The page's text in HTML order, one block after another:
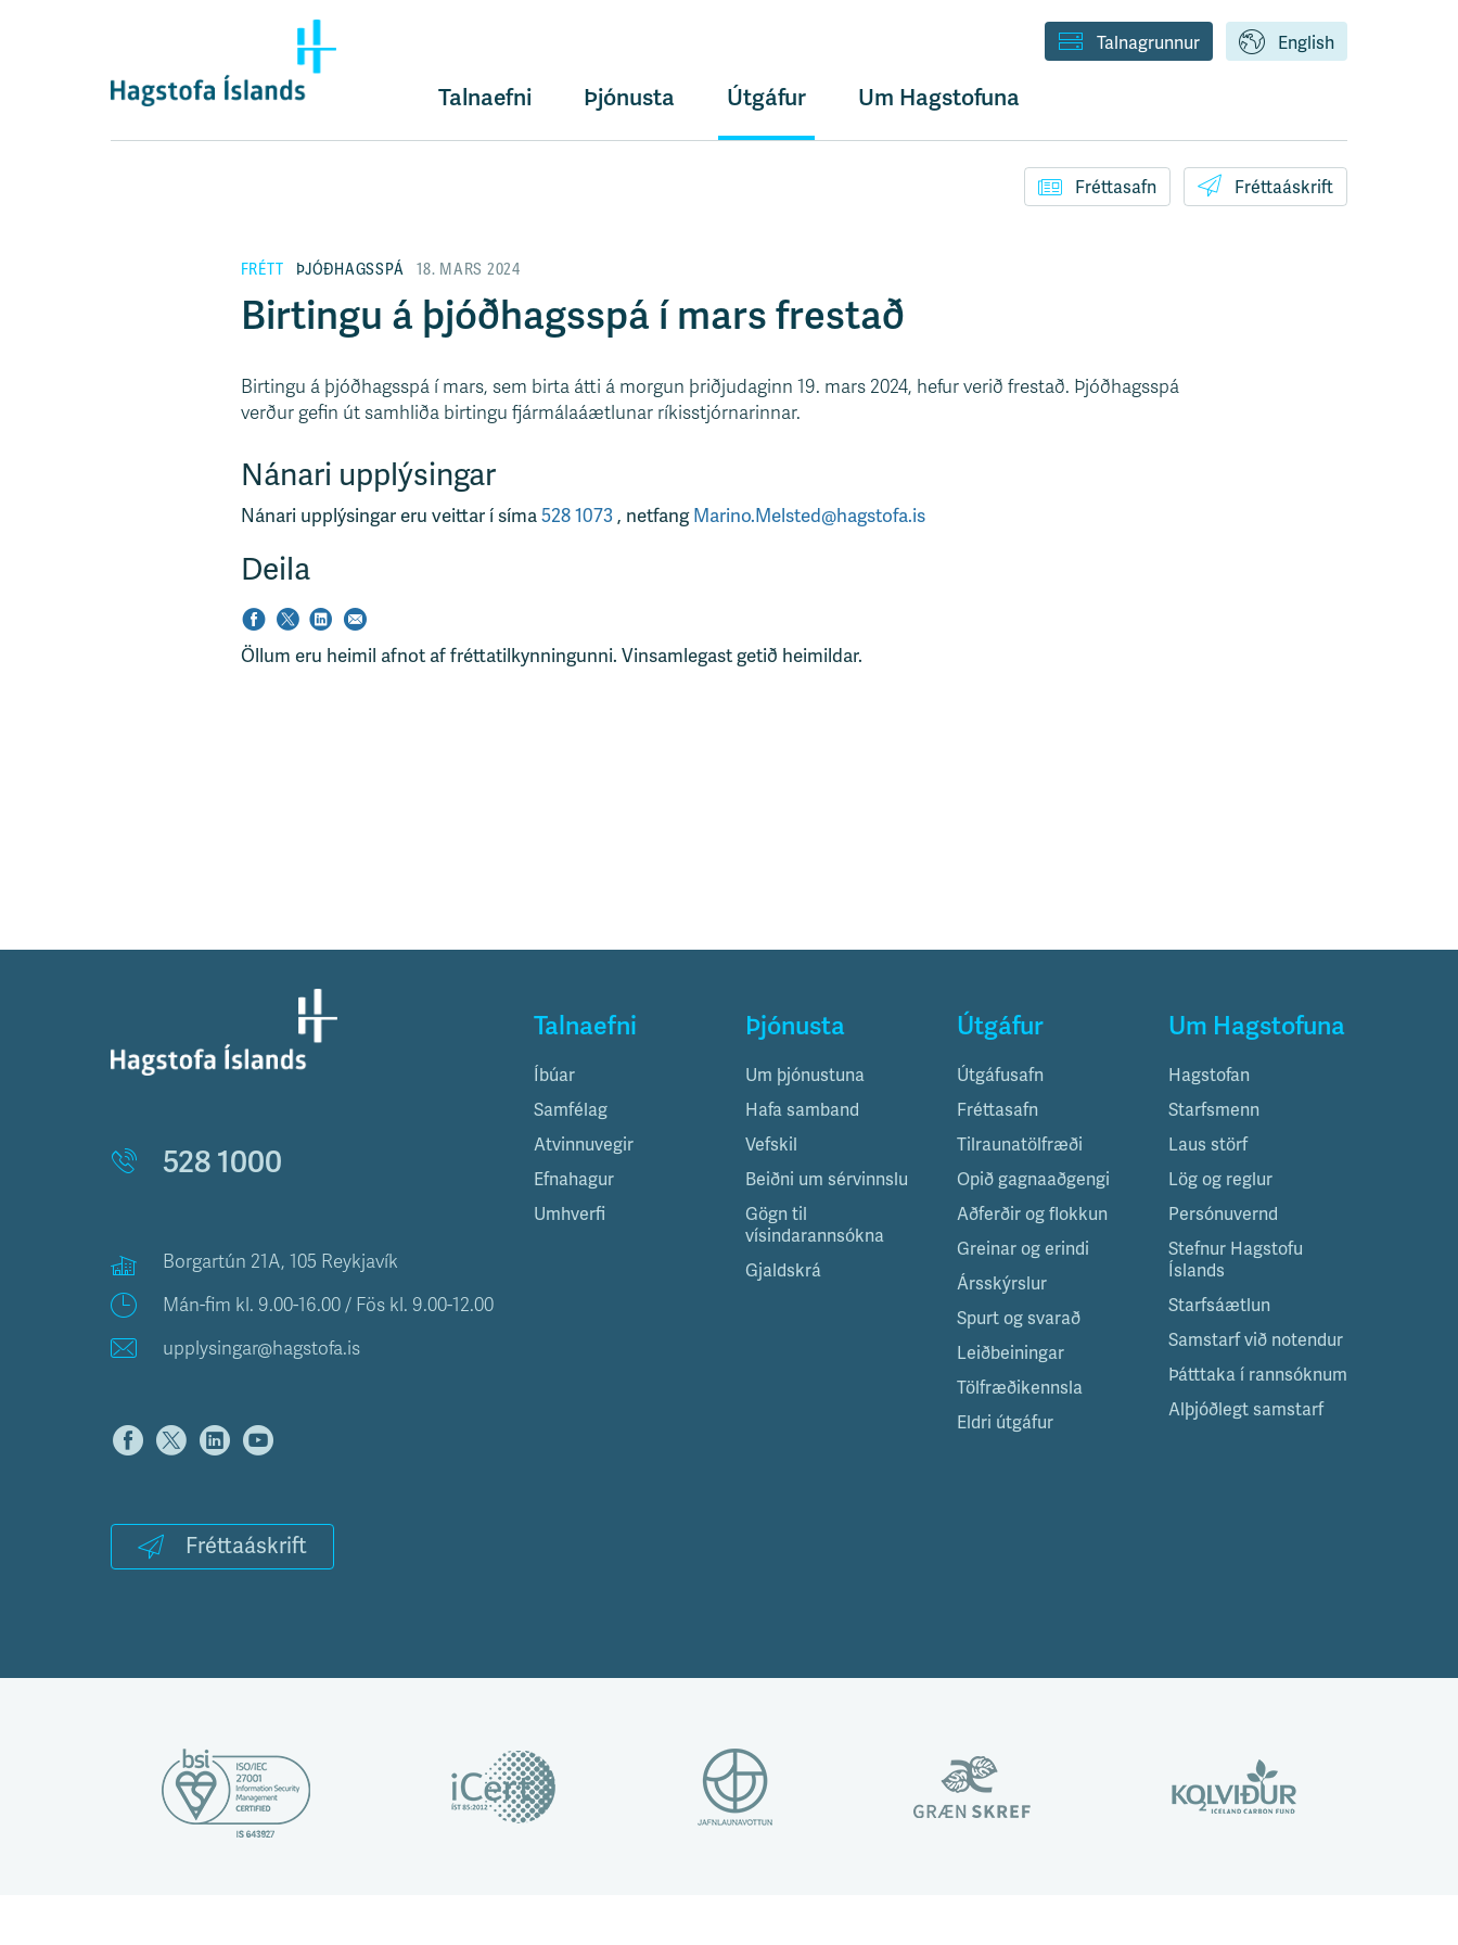
English
Talnagrunnur
Talnaefni Þjónusta Útgáfur Um Hagstofuna
Fréttasafn Fréttaáskrift
FRÉTT ÞJÓÐHAGSSPÁ 18. MARS 2024
Birtingu á þjóðhagsspá í mars frestað
Birtingu á þjóðhagsspá í mars, sem birta átti á morgun þriðjudaginn 19. mars 2024, hefur verið frestað. Þjóðhagsspá
verður gefin út samhliða birtingu fjármálaáætlunar ríkisstjórnarinnar.
Nánari upplýsingar
Nánari upplýsingar eru veittar í síma528 1073, netfang Marino.Melsted@hagstofa.is
Deila
Öllum eru heimil afnot af fréttatilkynningunni. Vinsamlegast getið heimildar.
528 1000
Borgartún 21A, 105 Reykjavík
Mán-fim kl. 9.00-16.00 / Fös kl. 9.00-12.00
upplysingar@hagstofa.is
Fréttaáskrift
Talnaefni
Íbúar
Samfélag
Atvinnuvegir
Efnahagur
Umhverfi
Þjónusta
Um þjónustuna
Hafa samband
Vefskil
Beiðni um sérvinnslu
Gögn til
vísindarannsókna
Gjaldskrá
Útgáfur
Útgáfusafn
Fréttasafn
Tilraunatölfræði
Opið gagnaaðgengi
Aðferðir og flokkun
Greinar og erindi
Ársskýrslur
Spurt og svarað
Leiðbeiningar
Tölfræðikennsla
Eldri útgáfur
Um Hagstofuna
Hagstofan
Starfsmenn
Laus störf
Lög og reglur
Persónuvernd
Stefnur Hagstofu
Íslands
Starfsáætlun
Samstarf við notendur
Þátttaka í rannsóknum
Alþjóðlegt samstarf